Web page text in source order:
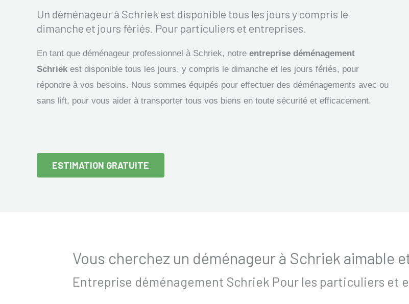
Un déménageur à Schriek est disponible tous les jours y compris le
dimanche et jours fériés. Pour particuliers et entreprises.
En tant que déménageur professionnel à Schriek, notre entreprise déménagement
Schriek est disponible tous les jours, y compris le dimanche et les jours fériés, pour
répondre à vos besoins. Nous sommes équipés pour effectuer des déménagements avec ou
sans lift, pour vous aider à transporter tous vos biens en toute sécurité et efficacement.
ESTIMATION GRATUITE
Vous cherchez un déménageur à Schriek aimable
Entreprise déménagement Schriek Pour les particuliers et